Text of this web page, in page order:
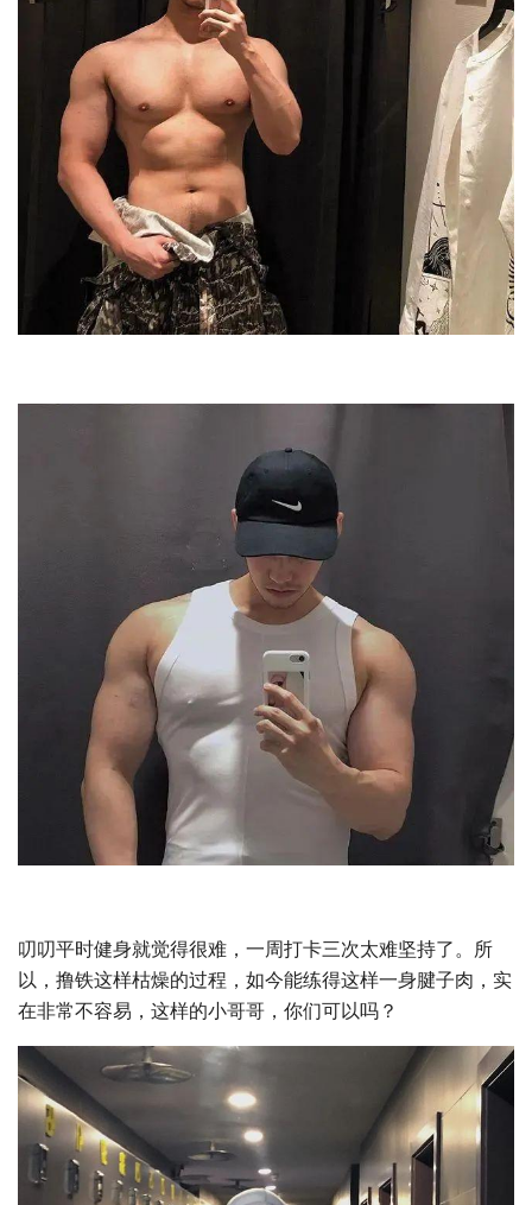
叨叨平时健身就觉得很难，一周打卡三次太难坚持了。所
以，撸铁这样枯燥的过程，如今能练得这样一身腱子肉，实
在非常不容易，这样的小哥哥，你们可以吗？